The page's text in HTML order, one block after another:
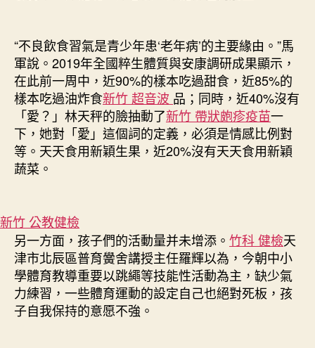
“不良飲食習氣是青少年患‘老年病’的主要緣由。”馬
軍說。2019年全國粹生體質與安康調研成果顯示，
在此前一周中，近90%的樣本吃過甜食，近85%的
樣本吃過油炸食新竹 超音波 品；同時，近40%沒有
「愛？」林天秤的臉抽動了新竹 帶狀皰疹疫苗一
下，她對「愛」這個詞的定義，必須是情感比例對
等。天天食用新穎生果，近20%沒有天天食用新穎
蔬菜。
新竹 公教健檢
另一方面，孩子們的活動量并未增添。 竹科 健檢天
津市北辰區普育黌舍講授主任羅輝以為，今朝中小
學體育教導重要以跳繩等技能性活動為主，缺少氣
力練習，一些體育運動的設定自己也絕對死板，孩
子自我保持的意愿不強。